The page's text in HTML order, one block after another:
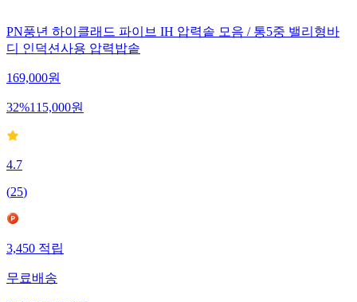
PN풍년 하이클래드 파이브 IH 압력솥 모음 / 통5중 밸리형바
디 인덕션사용 압력밥솥
169,000원
32%115,000원
4.7
(25)
3,450적립
무료배송